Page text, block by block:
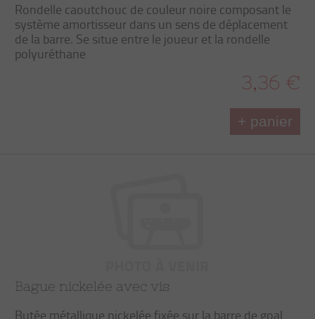
Rondelle caoutchouc de couleur noire composant le
système amortisseur dans un sens de déplacement
de la barre. Se situe entre le joueur et la rondelle
polyuréthane
3,36 €
+ panier
Bague nickelée avec vis
Butée métallique nickelée fixée sur la barre de goal